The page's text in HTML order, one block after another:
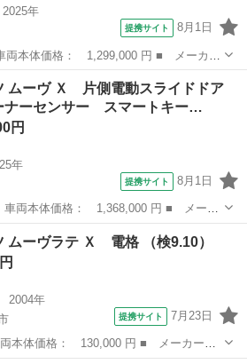
2025年
提携サイト 8月1日
ムーヴ ■ グレード名： Ｘ 片側電
ーセンサー スマートキー 走行無制限
ムーヴ Ｘ 片側電動スライドドア
ナーセンサー スマートキー…
円
年
提携サイト 8月1日
： ムーヴ ■ グレード名： Ｘ 片側
ナーセンサー スマートキー 走行無制
ムーヴラテ Ｘ 電格 （検9.10）
2004年
提携サイト 7月23日
ムーヴラテ ■ グレード名： Ｘ 電